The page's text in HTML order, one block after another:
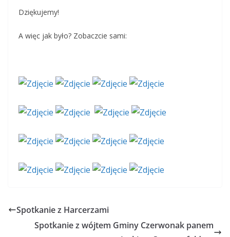
Dziękujemy!
A więc jak było? Zobaczcie sami:
Spotkanie z Harcerzami
Spotkanie z wójtem Gminy Czerwonak panem